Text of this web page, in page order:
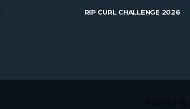
RIP CURL CHALLENGE 2026
POLITIQUE DE